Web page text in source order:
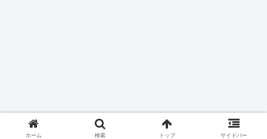
ホーム 検索 トップ サイドバー